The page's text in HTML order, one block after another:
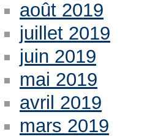
août 2019
juillet 2019
juin 2019
mai 2019
avril 2019
mars 2019